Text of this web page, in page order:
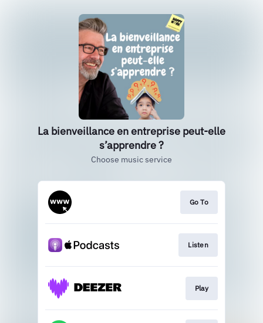
La bienveillance en entreprise peut-elle
s’apprendre ?
Choose music service
Go To
Listen
Play